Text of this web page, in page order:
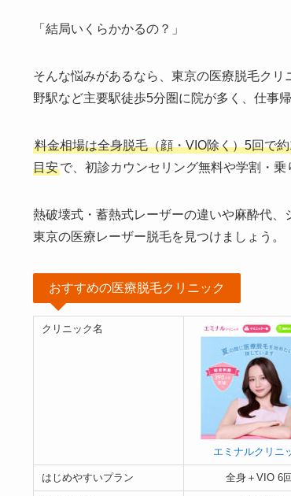
「結局いくらかかるの？」
そんな悩みがあるなら、東京の医療脱毛ク
野駅など主要駅徒歩5分圏に院が多く、仕事
料金相場は全身脱毛（顔・VIO除く）5回で
目安で、初診カウンセリング無料や学割・
熱破壊式・蓄熱式レーザーの違いや麻酔代
東京の医療レーザー脱毛を見つけましょう。
おすすめの医療脱毛クリニック
クリニック名
エミナルクリニ
はじめやすいプラン 全身＋VIO 6回